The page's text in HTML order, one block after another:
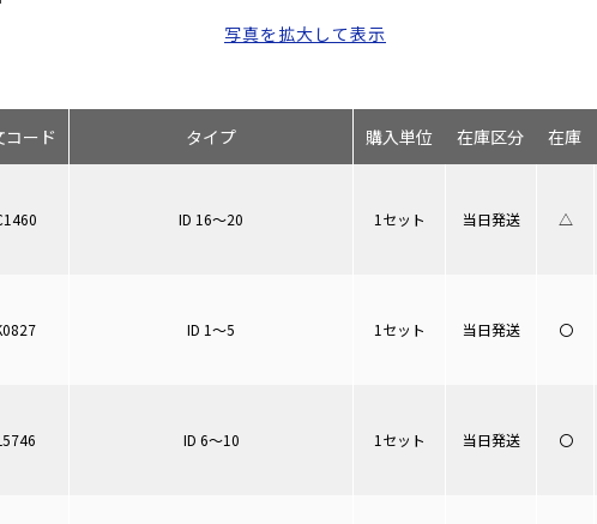
写真を拡大して表示
コード タイプ
ID 16～20
ID 1～5
ID 6～10
購入単位 在庫区分 在庫
1セット 当日発送 △
1セット 当日発送 〇
1セット 当日発送 〇